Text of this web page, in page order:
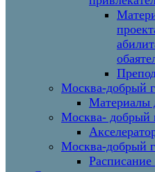
Москва-добрый
Материалы
Москва- добрый
Москва-добрый
Расписание